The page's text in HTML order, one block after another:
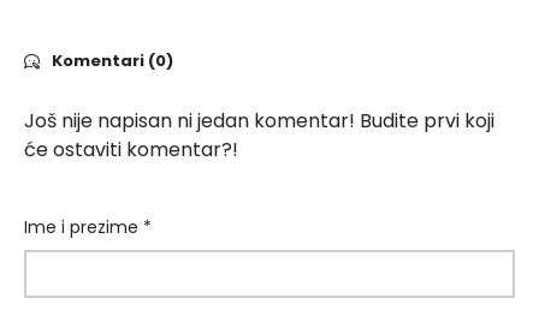
Komentari (0)
Još nije napisan ni jedan komentar! Budite prvi koji
će ostaviti komentar?!
Ime i prezime *